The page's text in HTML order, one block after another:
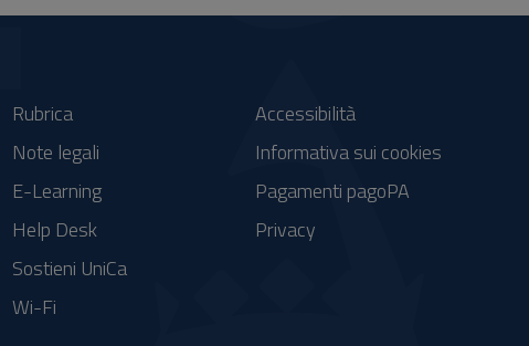
Rubrica
Note legali
E-Learning
Help Desk
Sostieni UniCa
Wi-Fi
Accessibilità
Informativa sui cookies
Pagamenti pagoPA
Privacy